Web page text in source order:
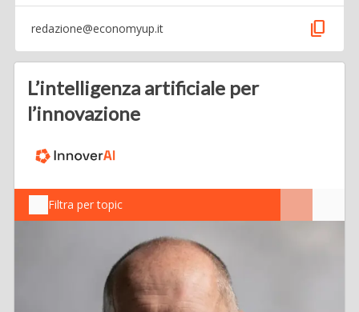
redazione@economyup.it content_copy
L’intelligenza artificiale per
l’innovazione
Filtra per topic